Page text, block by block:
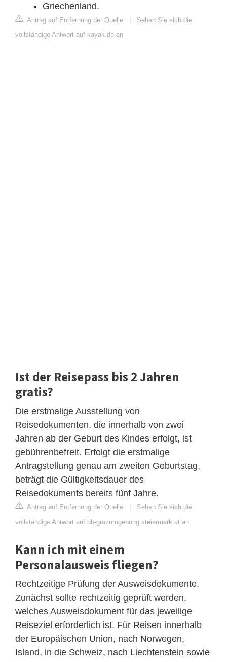
Griechenland.
Antrag auf Entfernung der Quelle | Sehen Sie sich die
vollständige Antwort auf kayak.de an
Ist der Reisepass bis 2 Jahren
gratis?
Die erstmalige Ausstellung von
Reisedokumenten, die innerhalb von zwei
Jahren ab der Geburt des Kindes erfolgt, ist
gebührenbefreit. Erfolgt die erstmalige
Antragstellung genau am zweiten Geburtstag,
beträgt die Gültigkeitsdauer des
Reisedokuments bereits fünf Jahre.
Antrag auf Entfernung der Quelle | Sehen Sie sich die
vollständige Antwort auf bh-grazumgebung.steiermark.at an
Kann ich mit einem
Personalausweis fliegen?
Rechtzeitige Prüfung der Ausweisdokumente.
Zunächst sollte rechtzeitig geprüft werden,
welches Ausweisdokument für das jeweilige
Reiseziel erforderlich ist. Für Reisen innerhalb
der Europäischen Union, nach Norwegen,
Island, in die Schweiz, nach Liechtenstein sowie